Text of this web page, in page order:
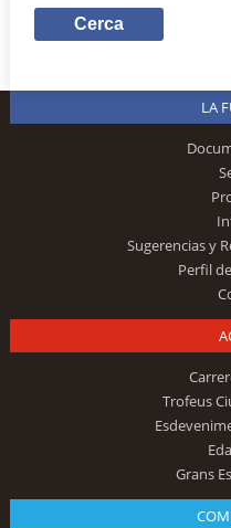
LA
Sugerencias y
Perfil
Trofeus
Grans